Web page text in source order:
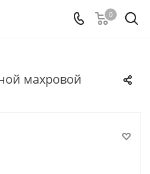
0
махровой